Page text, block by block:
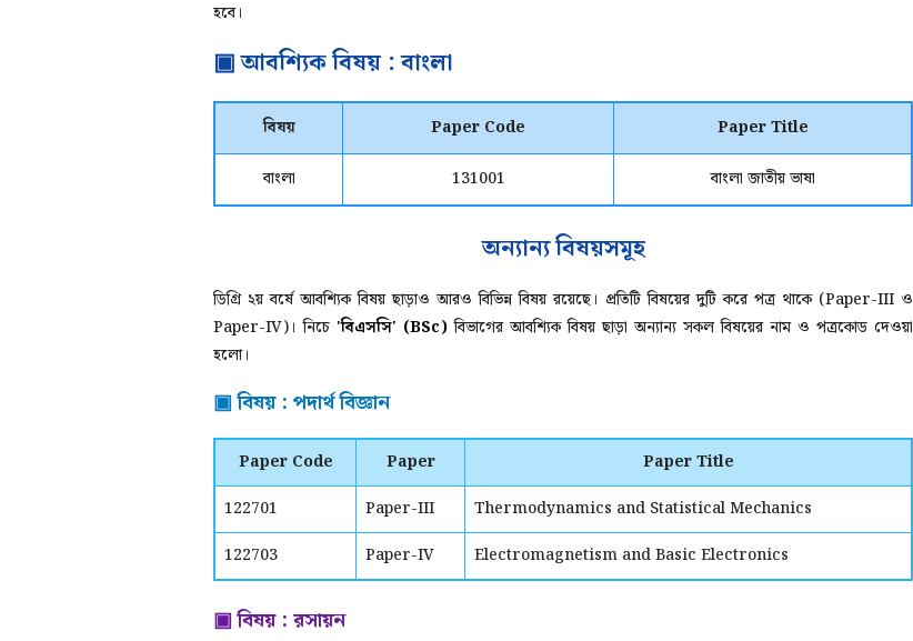
হবে।
▣ আবশ্যিক বিষয় : বাংলা
বিষয় Paper Code Paper Title
বাংলা 131001 বাংলা জাতীয় ভাষা
অন্যান্য বিষয়সমূহ
ডিগ্রি ২য় বর্ষে আবশ্যিক বিষয় ছাড়াও আরও বিভিন্ন বিষয় রয়েছে। প্রতিটি বিষয়ের দুটি করে পত্র থাকে (Paper-III ও
Paper-IV)। নিচে 'বিএসসি' (BSc) বিভাগের আবশ্যিক বিষয় ছাড়া অন্যান্য সকল বিষয়ের নাম ও পত্রকোড দেওয়া
হলো।
▣ বিষয় : পদার্থ বিজ্ঞান
Paper Code Paper
Paper Title
122701
Paper-III
Thermodynamics and Statistical Mechanics
122703
Paper-IV Electromagnetism and Basic Electronics
▣ বিষয় : রসায়ন